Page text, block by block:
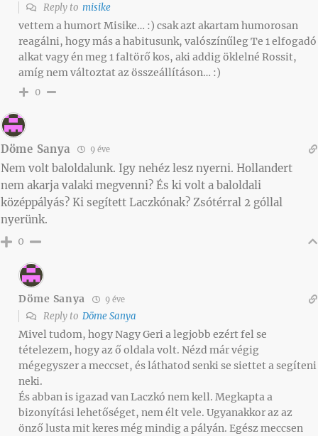
Reply to misike
vettem a humort Misike… :) csak azt akartam humorosan
reagálni, hogy más a habitusunk, valószínűleg Te 1 elfogadó
alkat vagy én meg 1 faltörő kos, aki addig öklelné Rossit,
amíg nem változtat az összeállításon… :)
0
Döme Sanya 9 éve
Nem volt baloldalunk. Igy nehéz lesz nyerni. Hollandert
nem akarja valaki megvenni? És ki volt a baloldali
középpályás? Ki segített Laczkónak? Zsótérral 2 góllal
nyerünk.
0
Döme Sanya 9 éve
Reply to Döme Sanya
Mivel tudom, hogy Nagy Geri a legjobb ezért fel se
tételezem, hogy az ő oldala volt. Nézd már végig
mégegyszer a meccset, és láthatod senki se siettet a segíteni
neki.
És abban is igazad van Laczkó nem kell. Megkapta a
bizonyítási lehetőséget, nem élt vele. Ugyanakkor az az
önző lusta mit keres még mindig a pályán. Egész meccsen